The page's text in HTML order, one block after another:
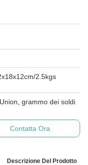
2.5kgs
grammo dei soldi
Contatta Ora
Descrizione Del Prodotto